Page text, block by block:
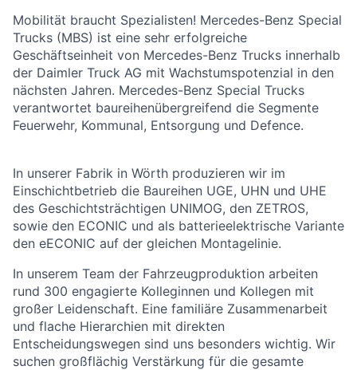
Mobilität braucht Spezialisten! Mercedes-Benz Special
Trucks (MBS) ist eine sehr erfolgreiche
Geschäftseinheit von Mercedes-Benz Trucks innerhalb
der Daimler Truck AG mit Wachstumspotenzial in den
nächsten Jahren. Mercedes-Benz Special Trucks
verantwortet baureihenübergreifend die Segmente
Feuerwehr, Kommunal, Entsorgung und Defence.
In unserer Fabrik in Wörth produzieren wir im
Einschichtbetrieb die Baureihen UGE, UHN und UHE
des Geschichtsträchtigen UNIMOG, den ZETROS,
sowie den ECONIC und als batterieelektrische Variante
den eECONIC auf der gleichen Montagelinie.
In unserem Team der Fahrzeugproduktion arbeiten
rund 300 engagierte Kolleginnen und Kollegen mit
großer Leidenschaft. Eine familiäre Zusammenarbeit
und flache Hierarchien mit direkten
Entscheidungswegen sind uns besonders wichtig. Wir
suchen großflächig Verstärkung für die gesamte